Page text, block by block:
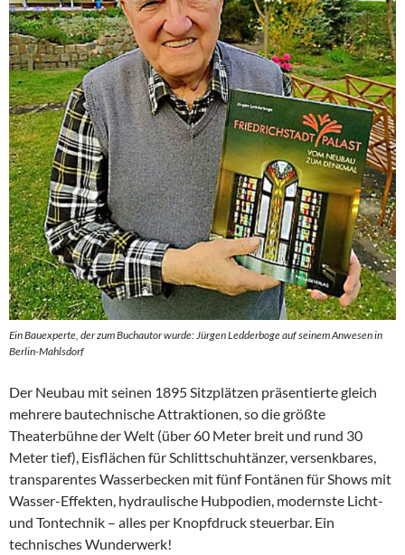
Ein Bauexperte, der zum Buchautor wurde: Jürgen Ledderboge auf seinem Anwesen in
Berlin-Mahlsdorf
Der Neubau mit seinen 1895 Sitzplätzen präsentierte gleich
mehrere bautechnische Attraktionen, so die größte
Theaterbühne der Welt (über 60 Meter breit und rund 30
Meter tief), Eisflächen für Schlittschuhtänzer, versenkbares,
transparentes Wasserbecken mit fünf Fontänen für Shows mit
Wasser-Effekten, hydraulische Hubpodien, modernste Licht-
und Tontechnik – alles per Knopfdruck steuerbar. Ein
technisches Wunderwerk!